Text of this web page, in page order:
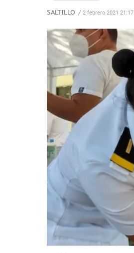
SALTILLO / 2 febrero 2021 21:17